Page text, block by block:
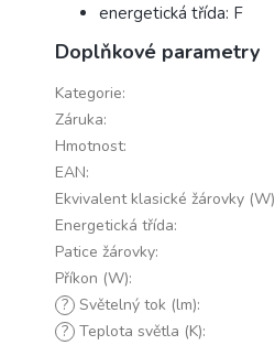
energetická třída: F
Doplňkové parametry
Kategorie:
Záruka:
Hmotnost:
EAN:
Ekvivalent klasické žárovky (W)
Energetická třída:
Patice žárovky:
Příkon (W):
? Světelný tok (lm):
? Teplota světla (K):